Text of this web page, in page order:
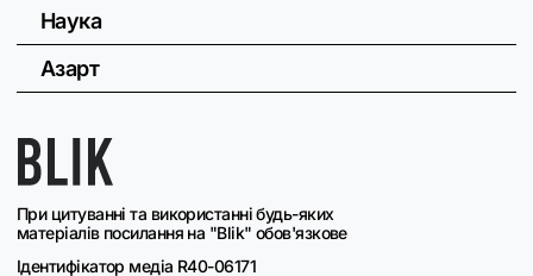
При цитуванні та використанні будь-яких
матеріалів посилання на "Blik" обов'язкове
Ідентифікатор медіа R40-06171
Наука
Азарт